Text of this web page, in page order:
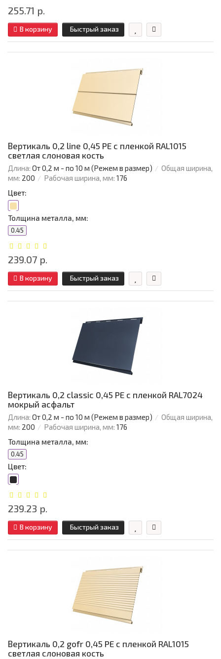
255.71 р.
В корзину Быстрый заказ
Вертикаль 0,2 line 0,45 PE с пленкой RAL1015
светлая слоновая кость
Длина: От 0,2 м - по 10 м (Режем в размер)
Общая ширина,
мм: 200 Рабочая ширина, мм: 176
Цвет:
Толщина металла, мм:
0.45
239.07 р.
В корзину Быстрый заказ
Вертикаль 0,2 classic 0,45 PE с пленкой RAL7024
мокрый асфальт
Длина: От 0,2 м - по 10 м (Режем в размер)
Общая ширина,
мм: 200 Рабочая ширина, мм: 176
Толщина металла, мм:
0.45
Цвет:
239.23 р.
В корзину Быстрый заказ
Вертикаль 0,2 gofr 0,45 PE с пленкой RAL1015
светлая слоновая кость